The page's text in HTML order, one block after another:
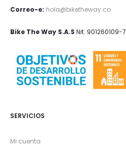
Correo-e: hola@biketheway.co
Bike The Way S.A.S Nit. 901260109-7
SERVICIOS
Mi cuenta